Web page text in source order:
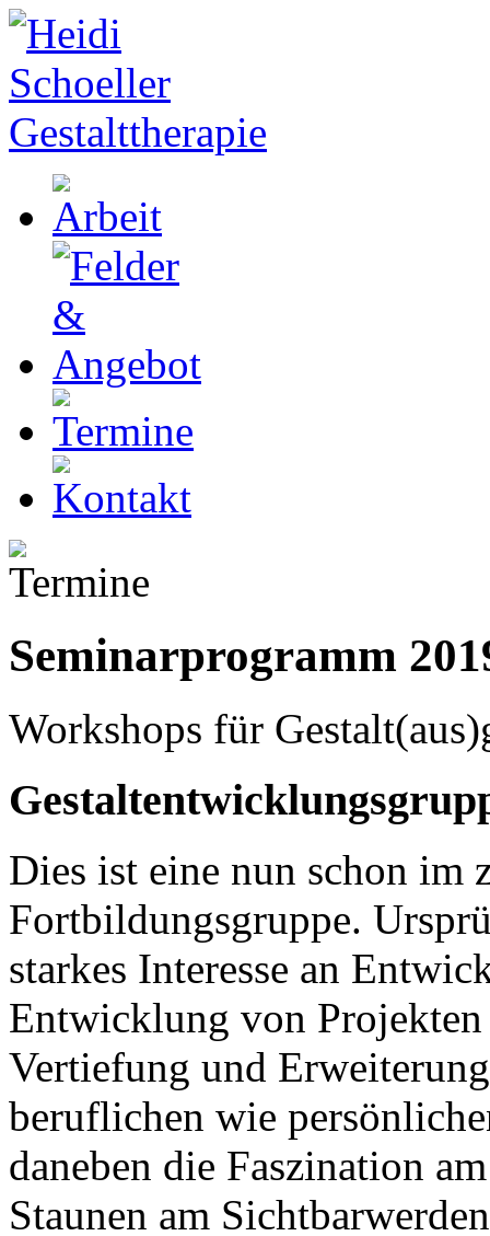
Seminarprogramm
Workshops für
Dies ist eine nun schon im
Fortbildungsgruppe.
starkes Interesse an
Entwicklung von
Vertiefung und
beruflichen wie
daneben die Faszination
Staunen am